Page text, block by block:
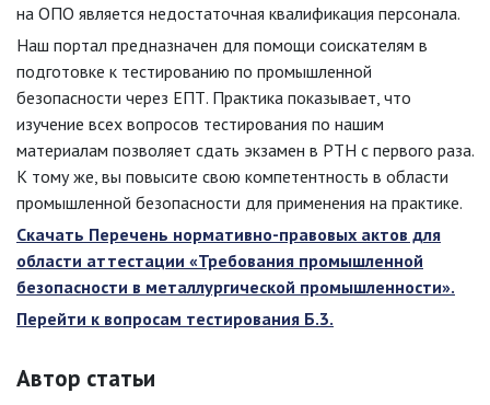
на ОПО является недостаточная квалификация персонала.
Наш портал предназначен для помощи соискателям в
подготовке к тестированию по промышленной
безопасности через ЕПТ. Практика показывает, что
изучение всех вопросов тестирования по нашим
материалам позволяет сдать экзамен в РТН с первого раза.
К тому же, вы повысите свою компетентность в области
промышленной безопасности для применения на практике.
Скачать Перечень нормативно-правовых актов для
области аттестации «Требования промышленной
безопасности в металлургической промышленности».
Перейти к вопросам тестирования Б.3.
Автор статьи